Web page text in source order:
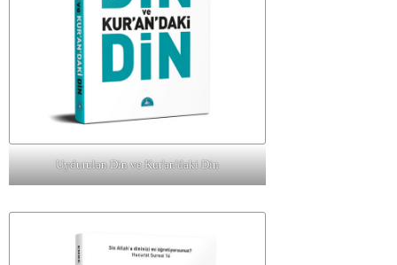
Uydurulan Din ve Kur'an'daki Din